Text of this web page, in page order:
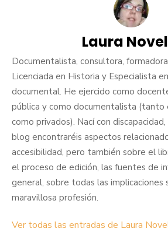
Laura
Documentalista, consultora,
Licenciada en Historia y Especialista
documental. He ejercido como
pública y como documentalista (tanto
como privados). Nací con
blog encontraréis aspectos
accesibilidad, pero también sobre el
el proceso de edición, las fuentes de
general, sobre todas las implicaciones
maravillosa profesión.
Ver todas las entradas de Laura